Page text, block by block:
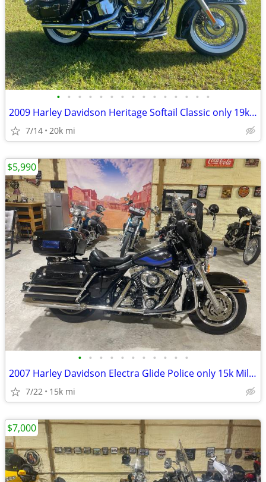
• • • • • • • • • • • • • • •
2009 Harley Davidson Heritage Softail Classic only 19k Miles
7/14 20k mi
• • • • • • • • • • •
2007 Harley Davidson Electra Glide Police only 15k Miles
7/22 15k mi
$5,990
$7,000